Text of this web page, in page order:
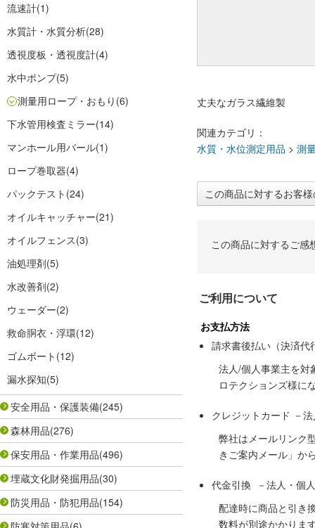
流速計(1)
水質計・水質分析(28)
透視度板・透視度計(4)
水中ポンプ(5)
測量用ロープ・おもり (6)
下水管用検査ミラー(14)
マンホール用バール(1)
ロープ巻取器(4)
パックテスト (24)
オイルキャッチャー(21)
オイルフェンス(3)
油処理剤(5)
水改善剤(2)
ウェーダー(2)
救命胴衣・浮環(12)
ゴムボート (12)
漏水探知(5)
安全用品・保護装備(245)
森林用品(276)
保安用品・作業用品(496)
埋蔵文化財発掘用品(30)
防災用品・防犯用品(154)
丈夫なガラス繊維製
関連カテゴリ：
水質・水位測定用品 > 測
この商品に対するお客
この商品に対するご感
ご利用について
お支払方法
請求書後払い（決済代
法人/個人事業主を対
ロテクションズ様に
クレジットカード －
弊社はメールリンク
きご案内メール」か
代金引換 －法人・個
配達時に商品と引き
数料が別途かかりま